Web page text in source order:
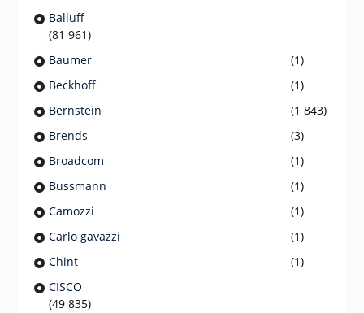
Balluff
(81 961)
Baumer
(1)
Beckhoff
(1)
Bernstein
(1 843)
Brends
(3)
Broadcom
(1)
Bussmann
(1)
Camozzi
(1)
Carlo gavazzi
(1)
Chint
(1)
CISCO
(49 835)